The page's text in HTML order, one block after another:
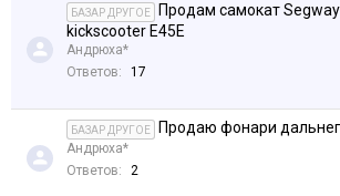
БАЗАР ДРУГОЕ
Продам самокат
kickscooter E45E
Андрюха*
Ответов:
17
БАЗАР ДРУГОЕ Продаю фонари
Андрюха*
Ответов:
2